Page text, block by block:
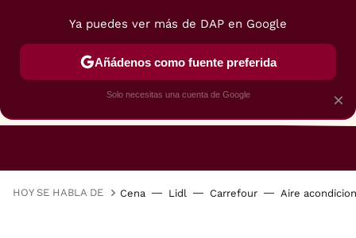
RESTAURANTES GASTROGUÍA
HOY SE HABLA DE Cena Lidl Carrefour Aire
×
Ya puedes ver más de DAP en Google
Añádenos como fuente preferida
Solo necesitas una cuenta de Google